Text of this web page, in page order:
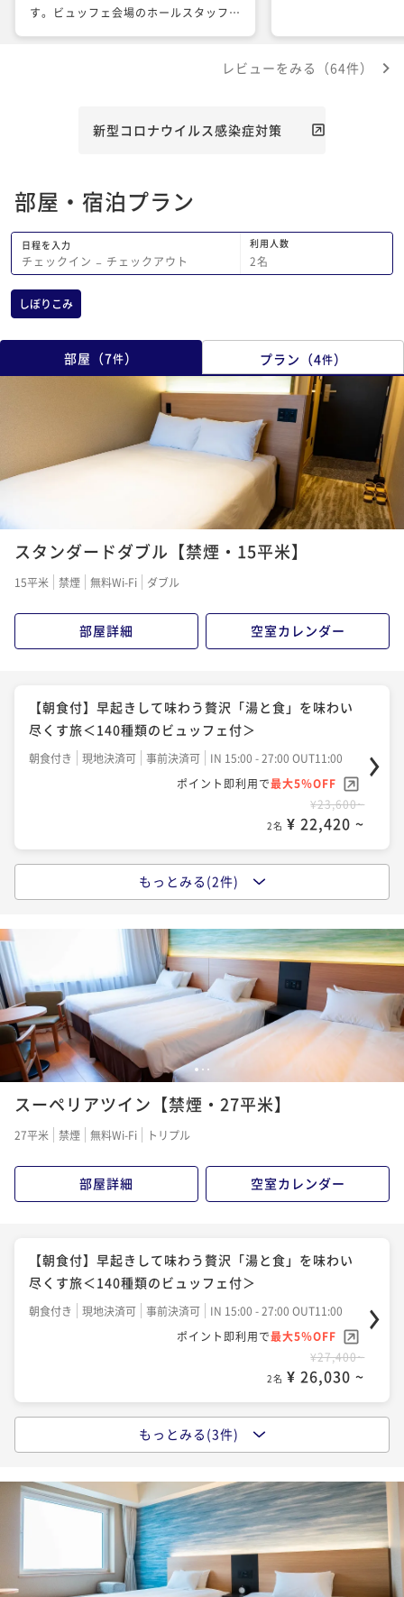
す。ビュッフェ会場のホールスタッフさ
きにはまた宿泊したいと思います。 あレビューをみる（64件）
新型コロナウイルス感染症対策
部屋・宿泊プラン
日程を入力
チェックイン − チェックアウト
利用人数
2名
しぼりこみ
部屋 （7件） プラン （4件）
スタンダードダブル【禁煙・15平米】
15平米 禁煙 無料Wi-Fi ダブル
部屋詳細 空室カレンダー
【朝食付】早起きして味わう贅沢「湯と食」を味わい
尽くす旅＜140種類のビュッフェ付＞
朝食付き 現地決済可 事前決済可
IN 15:00 - 27:00 OUT11:00
ポイント即利用で最大5％OFF
¥23,600~
2名 ¥ 22,420 ~
【夕食付】豪快な漁師飯を堪能＆解放感あふれる格別
現地決済可 事前決済可
IN 15:00 - 27:00 OUT11:00
ポイント即利用で最大5％OFF
¥27,400~
2名 ¥ 26,030 ~
【2食付】豪快に繊細な「地の魚、旬の魚」を味わい尽
くす宿＜朝夕食付きプラン＞
¥32,400~
2名 ¥ 30,780 ~
もっとみる(2件)
1 2 3
スーペリアツイン【禁煙・27平米】
27平米 禁煙 無料Wi-Fi トリプル
部屋詳細 空室カレンダー
【朝食付】早起きして味わう贅沢「湯と食」を味わい
尽くす旅＜140種類のビュッフェ付＞
朝食付き 現地決済可 事前決済可
IN 15:00 - 27:00 OUT11:00
ポイント即利用で最大5％OFF
¥27,400~
2名 ¥ 26,030 ~
＜早割30＞30日前までの予約でお得に「北海道最大級
二食付き 現地決済可 事前決済可
IN 15:00 - 27:00 OUT11:00
ポイント即利用で最大5％OFF
¥30,770~
¥ 29,231 ~
もっとみる(3件)